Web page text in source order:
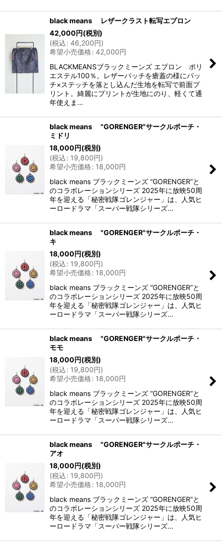
black means レザークラスト転写エプロン
42,000円(税別)
(税込: 46,200円)
希望小売価格: 42,000円
BLACKMEANSブラックミーンズ エプロン ポリ
エステル100％。レザーパッチを瘡蓋の様にパッ
チ×ステッチを落とし込んだ生地を転写で前面プ
リント。綺麗にプリントが生地にのり、軽くて通
年使えま…
black means "GORENGER"サークルポーチ・
ミドリ
18,000円(税別)
(税込: 19,800円)
希望小売価格: 18,000円
black means ブラックミーンズ “GORENGER”と
のコラボレーションシリーズ 2025年に放映50周
年を迎える「秘密戦隊ゴレンジャー」は、人気ヒ
ーロードラマ「スーパー戦隊シリーズ…
black means "GORENGER"サークルポーチ・
キ
18,000円(税別)
(税込: 19,800円)
希望小売価格: 18,000円
black means ブラックミーンズ “GORENGER”と
のコラボレーションシリーズ 2025年に放映50周
年を迎える「秘密戦隊ゴレンジャー」は、人気ヒ
ーロードラマ「スーパー戦隊シリーズ…
black means "GORENGER"サークルポーチ・
モモ
18,000円(税別)
(税込: 19,800円)
希望小売価格: 18,000円
black means ブラックミーンズ “GORENGER”と
のコラボレーションシリーズ 2025年に放映50周
年を迎える「秘密戦隊ゴレンジャー」は、人気ヒ
ーロードラマ「スーパー戦隊シリーズ…
black means "GORENGER"サークルポーチ・
アオ
18,000円(税別)
(税込: 19,800円)
希望小売価格: 18,000円
black means ブラックミーンズ “GORENGER”と
のコラボレーションシリーズ 2025年に放映50周
年を迎える「秘密戦隊ゴレンジャー」は、人気ヒ
ーロードラマ「スーパー戦隊シリーズ…